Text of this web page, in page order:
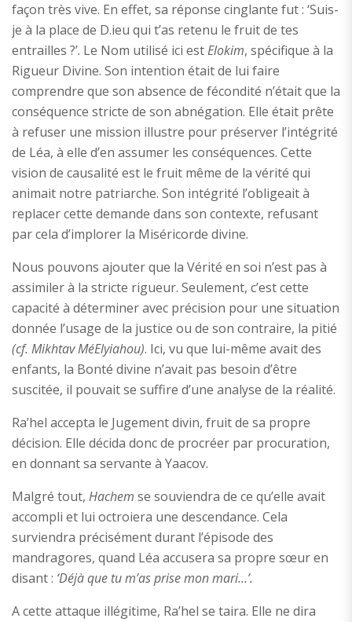
façon très vive. En effet, sa réponse cinglante fut : ‘Suis-
je à la place de D.ieu qui t’as retenu le fruit de tes
entrailles ?’. Le Nom utilisé ici estElokim, spécifique à la
Rigueur Divine. Son intention était de lui faire
comprendre que son absence de fécondité n’était que la
conséquence stricte de son abnégation. Elle était prête
à refuser une mission illustre pour préserver l’intégrité
de Léa, à elle d’en assumer les conséquences. Cette
vision de causalité est le fruit même de la vérité qui
animait notre patriarche. Son intégrité l’obligeait à
replacer cette demande dans son contexte, refusant
par cela d’implorer la Miséricorde divine.
Nous pouvons ajouter que la Vérité en soi n’est pas à
assimiler à la stricte rigueur. Seulement, c’est cette
capacité à déterminer avec précision pour une situation
donnée l’usage de la justice ou de son contraire, la pitié
(cf. Mikhtav MéElyiahou). Ici, vu que lui-même avait des
enfants, la Bonté divine n’avait pas besoin d’être
suscitée, il pouvait se suffire d’une analyse de la réalité.
Ra’hel accepta le Jugement divin, fruit de sa propre
décision. Elle décida donc de procréer par procuration,
en donnant sa servante à Yaacov.
Malgré tout, Hachem se souviendra de ce qu’elle avait
accompli et lui octroiera une descendance. Cela
surviendra précisément durant l’épisode des
mandragores, quand Léa accusera sa propre sœur en
disant : ‘Déjà que tu m’as prise mon mari…’.
A cette attaque illégitime, Ra’hel se taira. Elle ne dira